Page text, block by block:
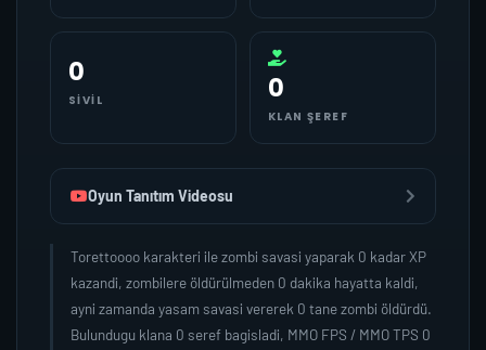
0
SIVIL 0
KLAN ŞEREF
Oyun Tanıtım Videosu
Torettoooo karakteri ile zombi savasi yaparak 0 kadar XP
kazandi, zombilere öldürülmeden 0 dakika hayatta kaldi,
ayni zamanda yasam savasi vererek 0 tane zombi öldürdü.
Bulundugu klana 0 seref bagisladi, MMO FPS / MMO TPS 0